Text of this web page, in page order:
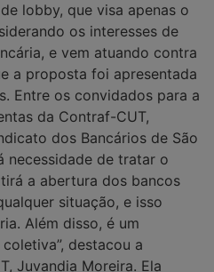
lobby, que visa apenas o
os interesses de
e vem atuando contra
a proposta foi apresentada
Entre os convidados para a
da Contraf-CUT,
dos Bancários de São
necessidade de tratar o
a abertura dos bancos
situação, e isso
Além disso, é um
destacou a
Juvandia Moreira. Ela